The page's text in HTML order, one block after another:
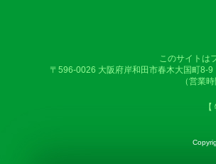
このサイトは
〒596-0026 大阪府岸和田市春木大国町8-
（営業